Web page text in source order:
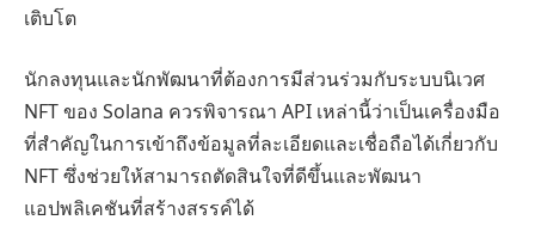
เติบโต
นักลงทุนและนักพัฒนาที่ต้องการมีส่วนร่วมกับระบบนิเวศ
NFT ของ Solana ควรพิจารณา API เหล่านี้ว่าเป็นเครื่องมือ
ที่สำคัญในการเข้าถึงข้อมูลที่ละเอียดและเชื่อถือได้เกี่ยวกับ
NFT ซึ่งช่วยให้สามารถตัดสินใจที่ดีขึ้นและพัฒนา
แอปพลิเคชันที่สร้างสรรค์ได้